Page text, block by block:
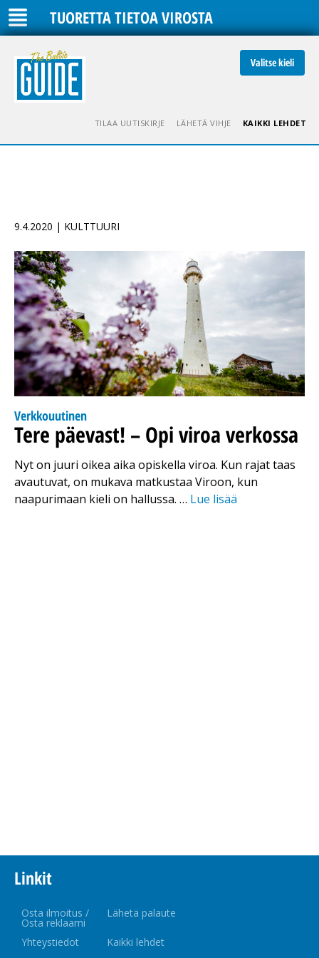
TUORETTA TIETOA VIROSTA
Valitse kieli
TILAA UUTISKIRJE LÄHETÄ VIHJE KAIKKI LEHDET
9.4.2020 | KULTTUURI
Verkkouutinen
Tere päevast! – Opi viroa verkossa
Nyt on juuri oikea aika opiskella viroa. Kun rajat taas
avautuvat, on mukava matkustaa Viroon, kun
naapurimaan kieli on hallussa. … Lue lisää
Linkit
Osta ilmoitus /
Osta reklaami
Lähetä palaute
Yhteystiedot Kaikki lehdet